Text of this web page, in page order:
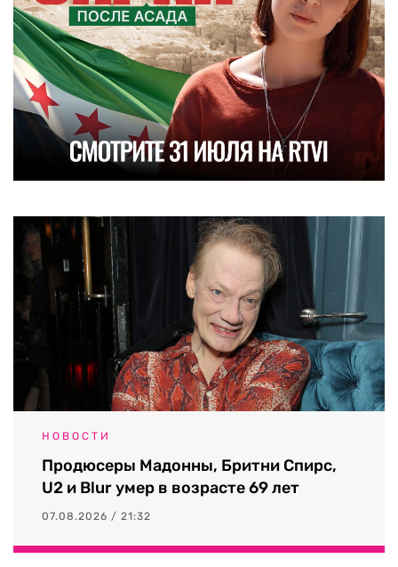
НОВОСТИ
Продюсеры Мадонны, Бритни Спирс,
U2 и Blur умер в возрасте 69 лет
07.08.2026 / 21:32